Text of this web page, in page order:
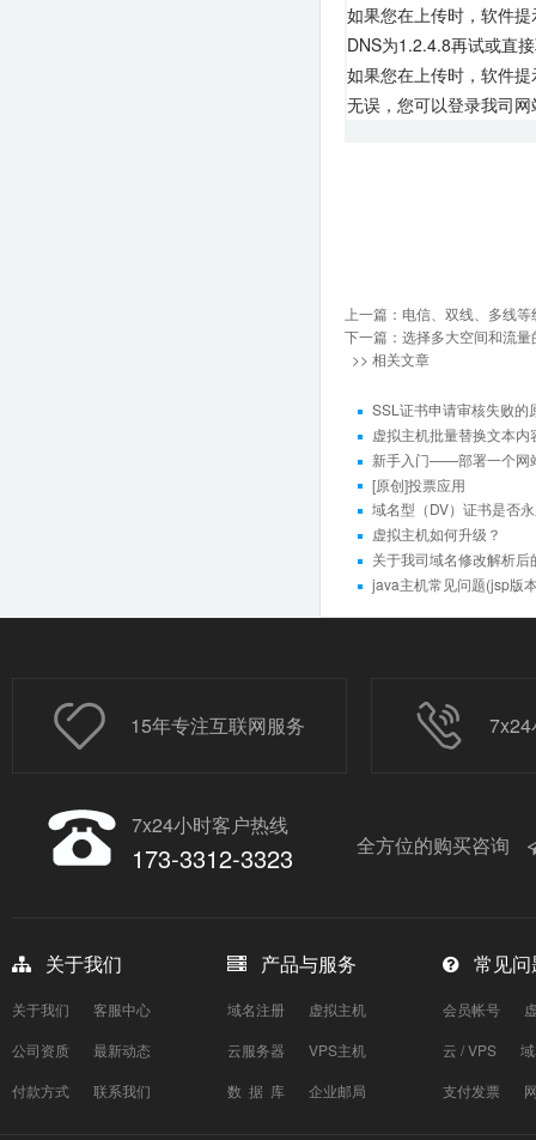
如果您在上传时，软件
DNS为1.2.4.8再试或直
如果您在上传时，软件
无误，您可以登录我司
上一篇： 电信、双线、多线
下一篇： 选择多大空间和流量
>> 相关文章
SSL证书申请审核失败的
虚拟主机批量替换文本内
新手入门——部署一个网
[原创]投票应用
域名型（DV）证书是否
虚拟主机如何升级？
关于我司域名修改解析后
java主机常见问题(jsp版
15年专注互联网服务
7x24小时客户热线
173-3312-3323 全方位的购买咨询
关于我们
关于我们
客服中心
公司资质
最新动态
付款方式
联系我们
产品与服务
域名注册
虚拟主机
云服务器
VPS主机
数 据 库
企业邮局
常见问
会员帐号
云 / VPS
支付发票